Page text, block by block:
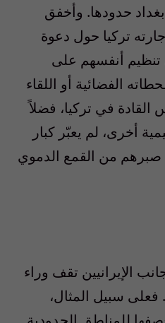
حدودها. وأخفق
تركيا حول دعوة
تنظيم أنفسهم على
الفضائية أو اللقاء
في تركيا، فضلاً
أخرى، لم يعبّر كبار
صبرهم من القمع الدموي
الإيرانيين تقف وراء
سبيل المثال،